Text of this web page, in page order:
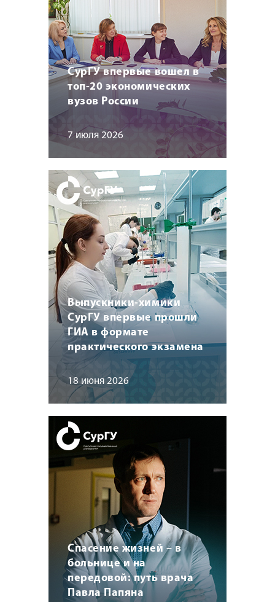
СурГУ впервые вошел в
топ-20 экономических
вузов России
7 июля 2026
Выпускники-химики
СурГУ впервые прошли
ГИА в формате
практического экзамена
18 июня 2026
Спасение жизней – в
больнице и на
передовой: путь врача
Павла Папяна